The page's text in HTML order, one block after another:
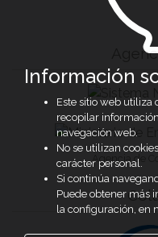
Agencia de
Información
Este sitio web utiliza
recopilar
navegación web.
No se utilizan
carácter personal.
Si continúa
Puede obtener más
la configuración, en